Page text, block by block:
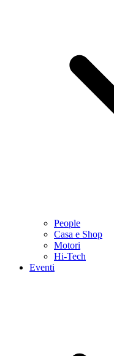
People
Casa e Shop
Motori
Hi-Tech
Eventi